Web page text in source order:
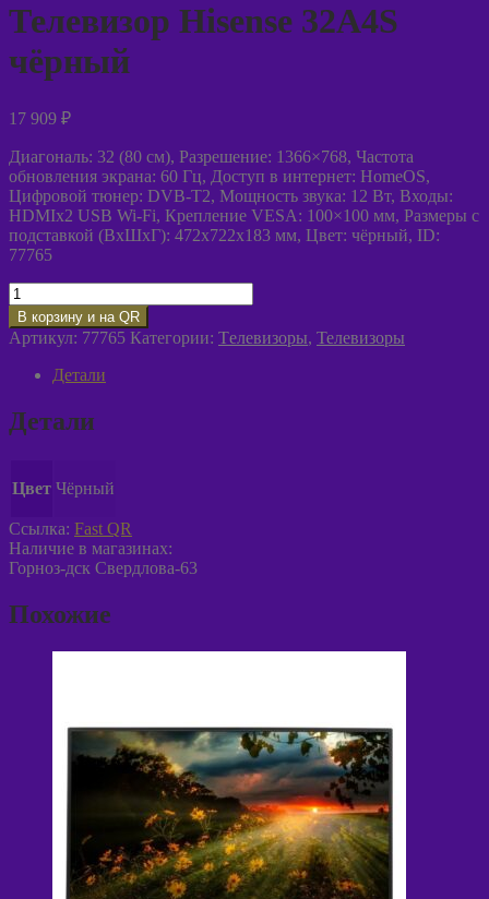
Телевизор Hisense 32A4S
чёрный
17 909 ₽
Диагональ: 32 (80 см), Разрешение: 1366×768, Частота
обновления экрана: 60 Гц, Доступ в интернет: HomeOS,
Цифровой тюнер: DVB-T2, Мощность звука: 12 Вт, Входы:
HDMIx2 USB Wi-Fi, Крепление VESA: 100×100 мм, Размеры с
подставкой (ВxШxГ): 472x722x183 мм, Цвет: чёрный, ID:
77765
Количество
товара
Телевизор
Hisense
32A4S
чёрный
В корзину и на QR
Артикул: 77765 Категории: Tелевизоры, Телевизоры
Детали
Детали
Цвет Чёрный
Ссылка: Fast QR
Наличие в магазинах:
Горноз-дск Свердлова-63
Похожие